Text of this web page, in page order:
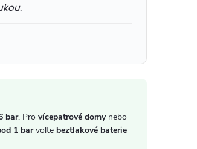
bar. Pro vícepatrové domynebo
1 barvolte beztlakové baterie